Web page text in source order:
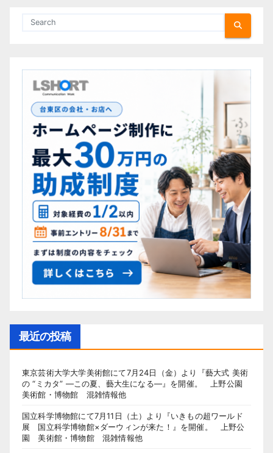
最近の投稿
東京芸術大学大学美術館にて7月24日（金）より『藝大式 美術
の “ミカタ” ―この夏、藝大生になる―』を開催。 上野公園
美術館・博物館 混雑情報他
国立科学博物館にて7月11日（土）より『いきもの超ワールド
展 国立科学博物館×ダーウィンが来た！』を開催。 上野公
園 美術館・博物館 混雑情報他